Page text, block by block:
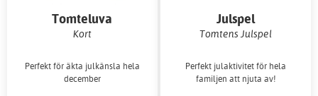
Tomteluva
Kort
Perfekt för äkta julkänsla hela
december
Julspel
Tomtens Julspel
Perfekt julaktivitet för hela
familjen att njuta av!